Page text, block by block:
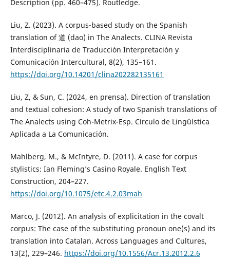
Description (pp. 460–475). Routledge.
Liu, Z. (2023). A corpus-based study on the Spanish
translation of 道 (dao) in The Analects. CLINA Revista
Interdisciplinaria de Traducción Interpretación y
Comunicación Intercultural, 8(2), 135–161.
https://doi.org/10.14201/clina202282135161
Liu, Z, & Sun, C. (2024, en prensa). Direction of translation
and textual cohesion: A study of two Spanish translations of
The Analects using Coh-Metrix-Esp. Círculo de Lingüística
Aplicada a La Comunicación.
Mahlberg, M., & McIntyre, D. (2011). A case for corpus
stylistics: Ian Fleming’s Casino Royale. English Text
Construction, 204–227.
https://doi.org/10.1075/etc.4.2.03mah
Marco, J. (2012). An analysis of explicitation in the covalt
corpus: The case of the substituting pronoun one(s) and its
translation into Catalan. Across Languages and Cultures,
13(2), 229–246. https://doi.org/10.1556/Acr.13.2012.2.6